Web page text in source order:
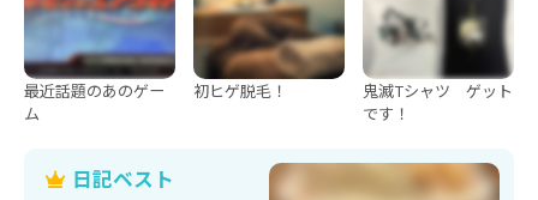
最近話題のあのゲー
ム
初ヒゲ脱毛！
鬼滅Tシャツ ゲット
です！
日記ベスト